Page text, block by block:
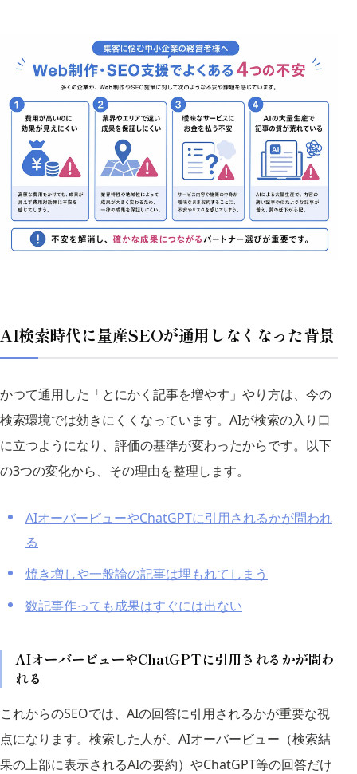
AI検索時代に量産SEOが通用しなくなった背景
かつて通用した「とにかく記事を増やす」やり方は、今の
検索環境では効きにくくなっています。AIが検索の入り口
に立つようになり、評価の基準が変わったからです。以下
の3つの変化から、その理由を整理します。
AIオーバービューやChatGPTに引用されるかが問われ
る
焼き増しや一般論の記事は埋もれてしまう
数記事作っても成果はすぐには出ない
AIオーバービューやChatGPTに引用されるかが問わ
れる
これからのSEOでは、AIの回答に引用されるかが重要な視
点になります。検索した人が、AIオーバービュー（検索結
果の上部に表示されるAIの要約）やChatGPT等の回答だけ